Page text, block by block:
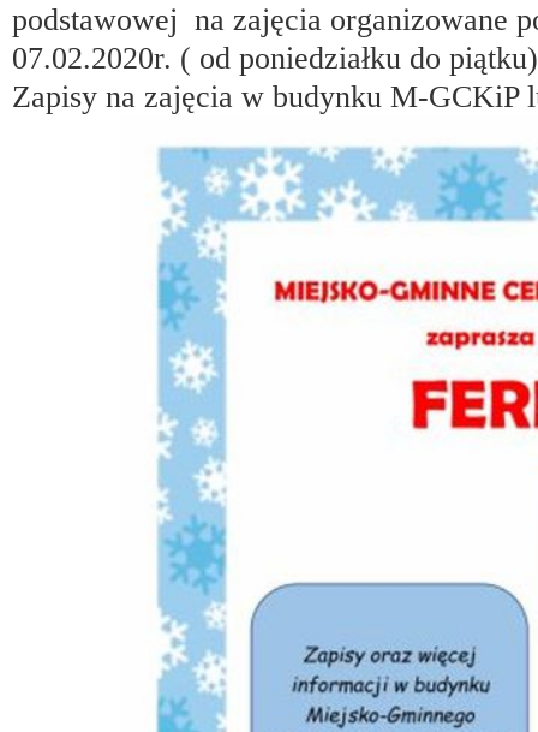
podstawowej na zajęcia organizowane
07.02.2020r. ( od poniedziałku do
Zapisy na zajęcia w budynku M-